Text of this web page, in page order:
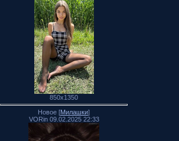
850x1350
Новое [Милашки]
VORin 09.02.2025 22:33